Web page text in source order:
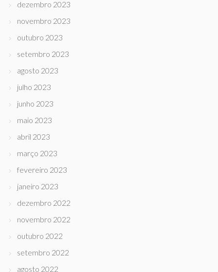
dezembro 2023
novembro 2023
outubro 2023
setembro 2023
agosto 2023
julho 2023
junho 2023
maio 2023
abril 2023
março 2023
fevereiro 2023
janeiro 2023
dezembro 2022
novembro 2022
outubro 2022
setembro 2022
agosto 2022